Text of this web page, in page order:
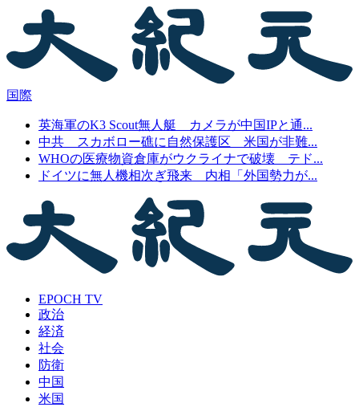
国際
英海軍のK3 Scout無人艇 カメラが中国IPと通...
中共 スカボロー礁に自然保護区 米国が非難...
WHOの医療物資倉庫がウクライナで破壊 テド...
ドイツに無人機相次ぎ飛来 内相「外国勢力が...
EPOCH TV
政治
経済
社会
防衛
中国
米国